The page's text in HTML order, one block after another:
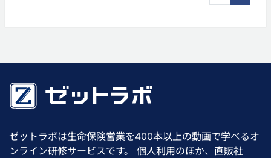
ゼットラボは生命保険営業を400本以上の動画で学べるオ
ンライン研修サービスです。 個人利用のほか、直販社